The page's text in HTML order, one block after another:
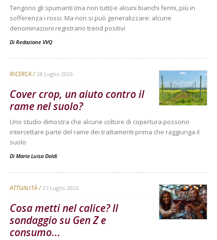
Tengono gli spumanti (ma non tutti) e alcuni bianchi fermi, più in
sofferenza i rossi. Ma non si può generalizzare: alcune
denominazioni registrano trend positivi
Di Redazione VVQ
RICERCA 28 Luglio 2026
Cover crop, un aiuto contro il
rame nel suolo?
Uno studio dimostra che alcune colture di copertura possono
intercettare parte del rame dei trattamenti prima che raggiunga il
suolo
Di Maria Luisa Doldi
ATTUALITÀ 27 Luglio 2026
Cosa metti nel calice? Il
sondaggio su Gen Z e
consumo...